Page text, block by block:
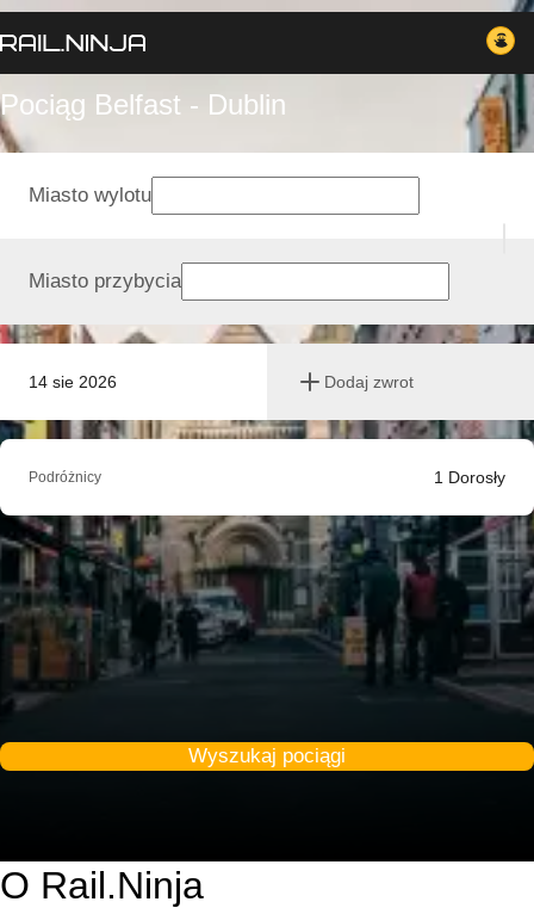
Pociąg Belfast - Dublin
14 sie 2026 Dodaj zwrot
Miasto wylotu
Miasto przybycia
Podróżnicy 1 Dorosły
Wyszukaj pociągi
O Rail.Ninja